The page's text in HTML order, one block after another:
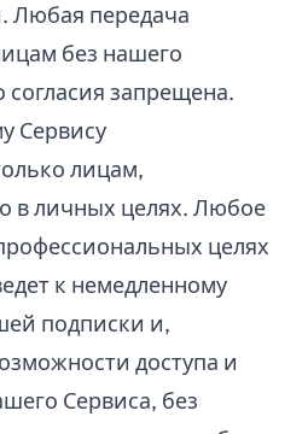
Любая передача
без нашего
согласия запрещена.
Сервису
лицам,
в личных целях. Любое
целях
к немедленному
подписки и,
доступа и
Сервиса, без